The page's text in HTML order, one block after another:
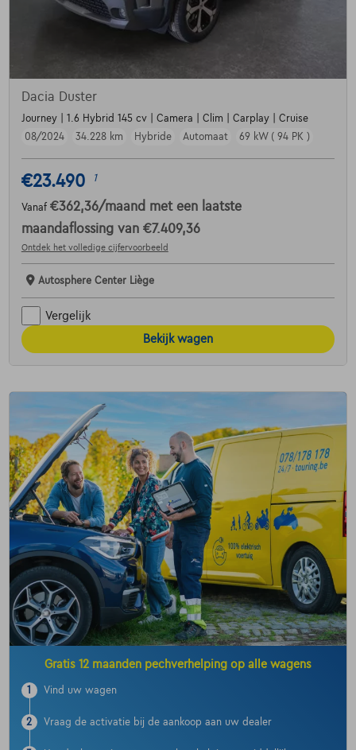
Dacia Duster
Journey | 1.6 Hybrid 145 cv | Camera | Clim | Carplay | Cruise
08/2024
34.228 km Hybride Automaat 69 kW ( 94 PK )
€23.490 1
Vanaf €362,36/maand met een laatste
maandaflossing van €7.409,36
Ontdek het volledige cijfervoorbeeld
Autosphere Center Liège
Vergelijk
Bekijk wagen
Gratis 12 maanden pechverhelping op alle wagens
1 Vind uw wagen
2 Vraag de activatie bij de aankoop aan uw dealer